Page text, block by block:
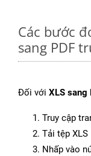
Các bước
sang PDF
Đối với XLS sang
Truy cập
Tải tệp
Nhấp vào